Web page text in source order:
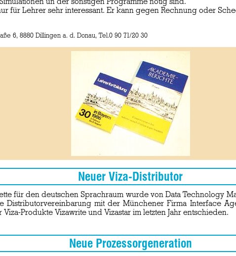
für Lehrer sehr interessant. Er kann gegen Rechnung oder
6, 8880 Dillingen a. d. Donau, Tel.0 90 71/20 30
Neuer Viza-Distributor
für den deutschen Sprachraum wurde von Data Technology
Distributorvereinbarung mit der Münchener Firma Interface
Produkte Vizawrite und Vizastar im letzten Jahr entschieden.
Neue Prozessorgeneration